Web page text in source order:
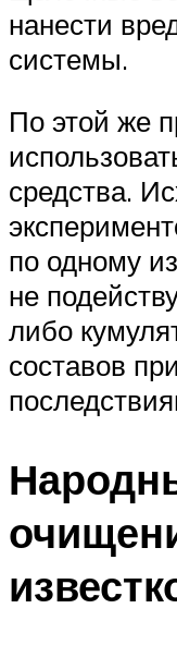
нанести
системы.
По этой же
средства.
по одному
не
либо
составов